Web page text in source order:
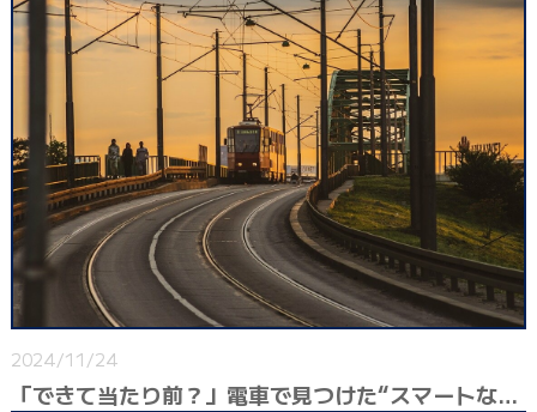
2024/11/24
「できて当たり前？」電車で見つけた“スマートな優しさ”にほっこり♪